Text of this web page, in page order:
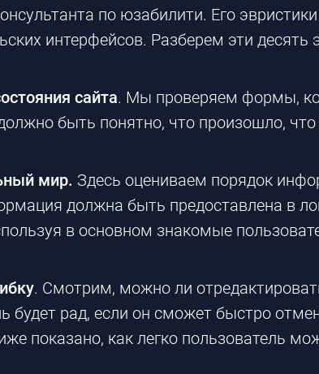
по юзабилити. Его
интерфейсов. Разберем эти десять
сайта. Мы проверяем формы,
быть понятно, что произошло,
мир. Здесь оцениваем порядок
должна быть предоставлена в
в основном знакомые
. Смотрим, можно ли
будет рад, если он сможет быстро
показано, как легко пользователь